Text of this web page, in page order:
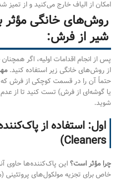
امکان از الیاف خارج می‌کنید و از
روش‌های خانگی مؤثر
شیر از فرش:
پس از انجام اقدامات اولیه، اگر
از روش‌های خانگی زیر استفاده کنید.
حتماً آن را در قسمت کوچکی از فرش
یا گوشه‌ای از فرش) تست کنید تا از
شوید.
Cleaners)
چرا مؤثر است؟این پاک‌کننده‌ها حاوی
خاص برای تجزیه مولکول‌های پروتئینی